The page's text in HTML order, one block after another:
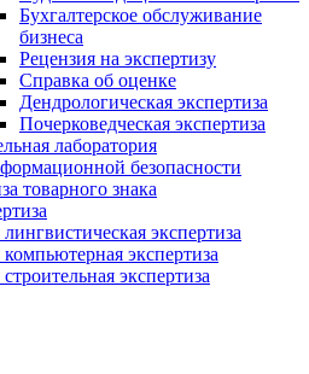
Бухгалтерское обслуживание
бизнеса
Рецензия на экспертизу
Справка об оценке
Дендрологическая экспертиза
Почерковедческая экспертиза
лаборатория
безопасности
товарного знака
экспертиза
экспертиза
экспертиза